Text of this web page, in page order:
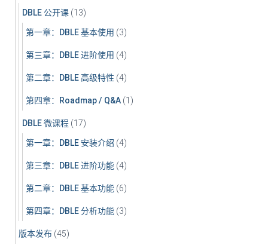
DBLE 公开课 (13)
第一章：DBLE 基本使用 (3)
第三章：DBLE 进阶使用 (4)
第二章：DBLE 高级特性 (4)
第四章：Roadmap / Q&A (1)
DBLE 微课程 (17)
第一章：DBLE 安装介绍 (4)
第三章：DBLE 进阶功能 (4)
第二章：DBLE 基本功能 (6)
第四章：DBLE 分析功能 (3)
版本发布 (45)